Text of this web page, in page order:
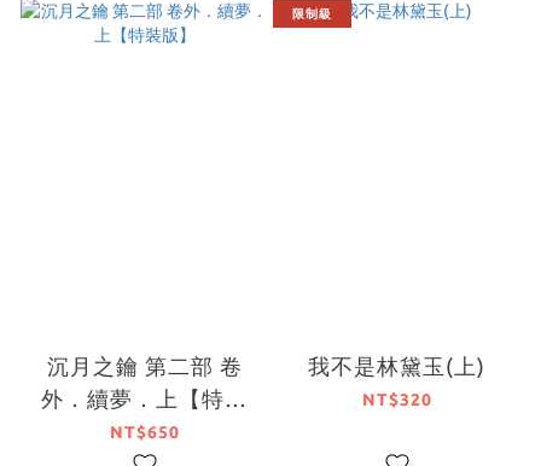
沉月之鑰 第二部 卷
外．續夢．上【特裝
版】
NT$650
限制級
我不是林黛玉(上)
NT$320